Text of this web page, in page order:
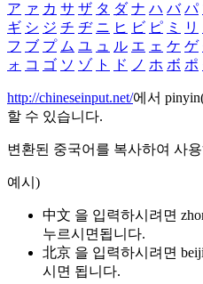
ア ァ カ サ ザ タ ダ ナ ハ バ パ
ギ シ ジ チ ヂ ニ ヒ ビ ピ ミ リ
フ ブ プ ム ユ ュ ル エ ェ ケ ゲ
ォ コ ゴ ソ ゾ ト ド ノ ホ ボ ポ
http://chineseinput.net/에서
할 수 있습니다.
변환된 중국어를 복사하여 사
예시)
中文 을 입력하시려면
누르시면됩니다.
北京 을 입력하시려면
시면 됩니다.